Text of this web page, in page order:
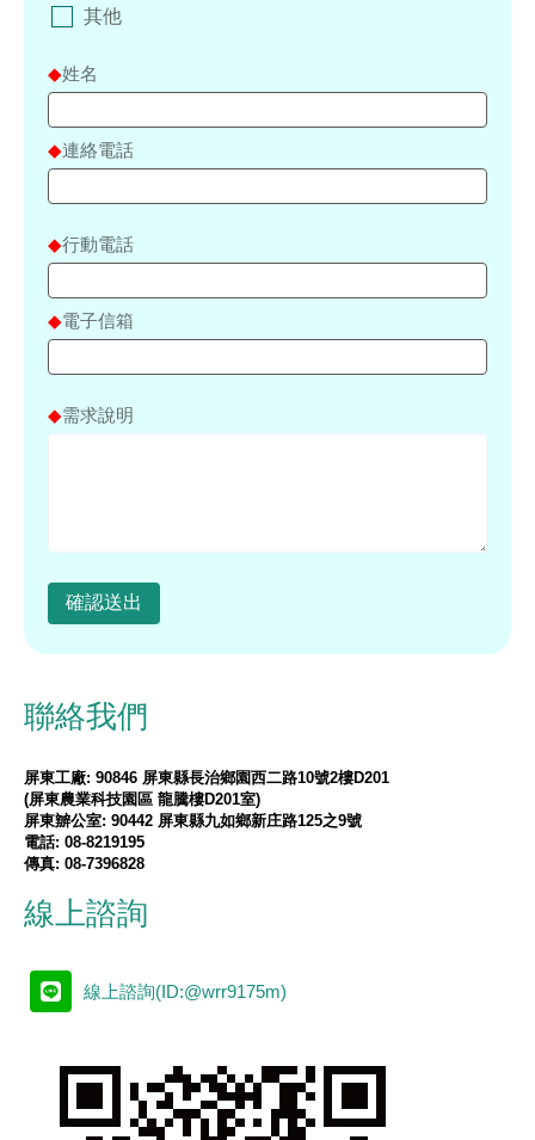
其他
◆姓名
◆連絡電話
◆行動電話
◆電子信箱
◆需求說明
確認送出
聯絡我們
屏東工廠: 90846 屏東縣長治鄉園西二路10號2樓D201
(屏東農業科技園區 龍騰樓D201室)
屏東辧公室: 90442 屏東縣九如鄉新庄路125之9號
電話: 08-8219195
傳真: 08-7396828
線上諮詢
線上諮詢(ID:@wrr9175m)